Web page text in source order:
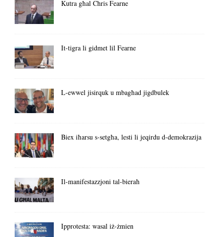
Kutra għal Chris Fearne
It-tigra li gidmet lil Fearne
L-ewwel jisirquk u mbagħad jigdbulek
Biex iħarsu s-setgħa, lesti li jeqirdu d-demokrazija
Il-manifestazzjoni tal-bieraħ
Ipprotesta: wasal iż-żmien